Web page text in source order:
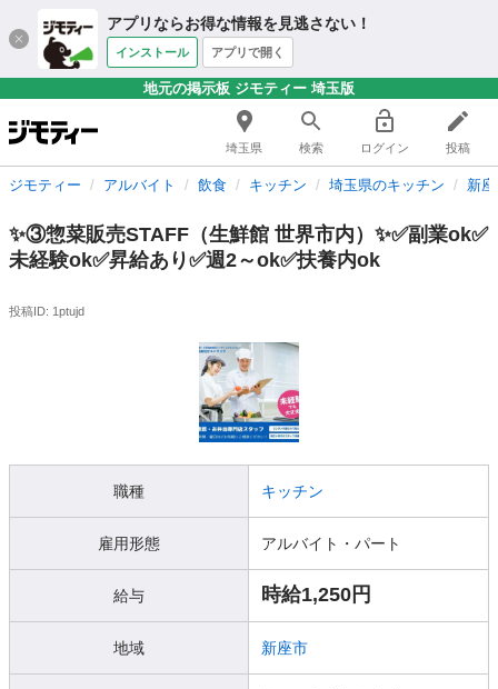
アプリならお得な情報を見逃さない！
インストール アプリで開く
地元の掲示板 ジモティー 埼玉版
埼玉県 検索 ログイン 投稿
ジモティー アルバイト 飲食 キッチン 埼玉県のキッチン 新
✨③惣菜販売STAFF（生鮮館 世界市内）✨✅副業ok✅
未経験ok✅昇給あり✅週2～ok✅扶養内ok
投稿ID: 1ptujd
職種 キッチン
雇用形態 アルバイト・パート
給与 時給1,250円
地域 新座市